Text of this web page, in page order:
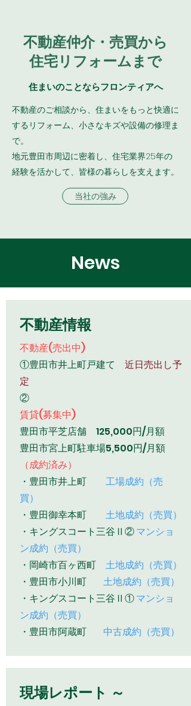
不動産仲介・売買から
住宅リフォームまで
住まいのことならフロンティアへ
不動産のご相談から、住まいをもっと快適に
するリフォーム、小さなキズや設備の修理ま
で。
地元豊田市周辺に密着し、住宅業界25年の
経験を活かして、皆様の暮らしを支えます。
当社の強み
News
不動産情報
不動産(売出中)
①豊田市井上町戸建て 近日売出し予
定
②
賃貸(募集中)
豊田市平芝店舗 125,000円/月額
​​豊田市宮上町駐車場5,500円/月額
（成約済み）
・豊田市井上町 工場成約（売
買）
・豊田御幸本町 土地成約（売買）
​・キングスコート三谷Ⅱ②マンショ
ン成約（売買）
・岡崎市百ヶ西町 土地成約（売買）
​・豊田市小川町 土地成約（売買）
・キングスコート三谷Ⅱ①マンショ
ン成約（売買）
・豊田市阿蔵町 中古成約（売買）
現場レポート ～